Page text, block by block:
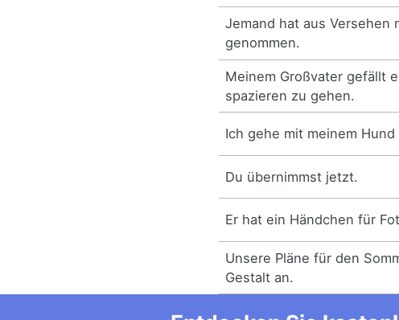
Jemand hat aus Versehen
genommen.
Meinem Großvater gefällt
spazieren zu gehen.
Ich gehe mit meinem
Du übernimmst jetzt.
Er hat ein Händchen für
Unsere Pläne für den
Gestalt an.